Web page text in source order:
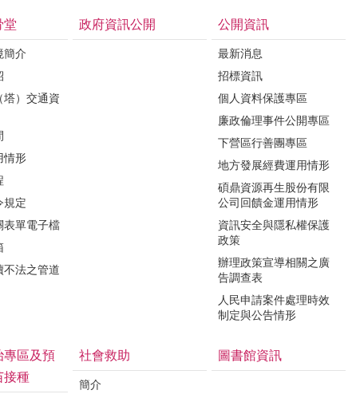
堂
簡介
塔）交通資
情形
規定
表單電子檔
不法之管道
政府資訊公開 公開資訊
最新消息
招標資訊
個人資料保護專區
廉政倫理事件公開專區
下營區行善團專區
地方發展經費運用情形
碩鼎資源再生股份有限
公司回饋金運用情形
資訊安全與隱私權保護
政策
辦理政策宣導相關之廣
告調查表
人民申請案件處理時效
制定與公告情形
專區及預
接種
社會救助
簡介
圖書館資訊